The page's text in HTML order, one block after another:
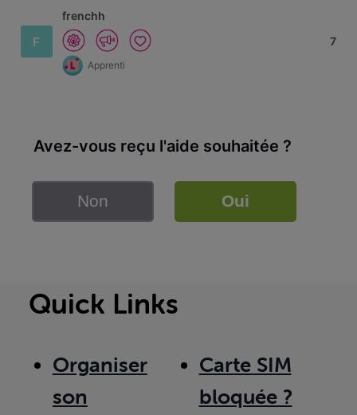
F
frenchh
Apprenti
7
Avez-vous reçu l'aide souhaitée ?
Non Oui
Quick Links
Organiser
son
Carte SIM
bloquée ?